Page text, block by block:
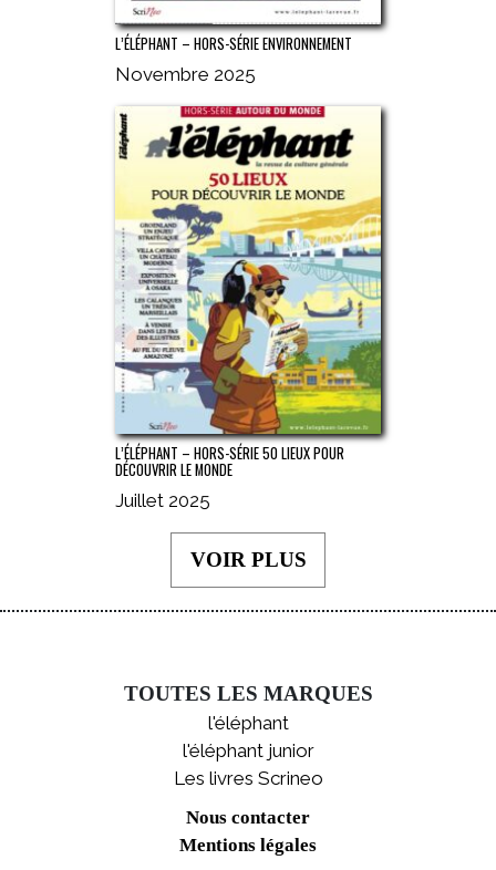
L’ÉLÉPHANT – HORS-SÉRIE ENVIRONNEMENT
Novembre 2025
L’ÉLÉPHANT – HORS-SÉRIE 50 LIEUX POUR
DÉCOUVRIR LE MONDE
Juillet 2025
VOIR PLUS
TOUTES LES MARQUES
l'éléphant
l'éléphant junior
Les livres Scrineo
Nous contacter
Mentions légales